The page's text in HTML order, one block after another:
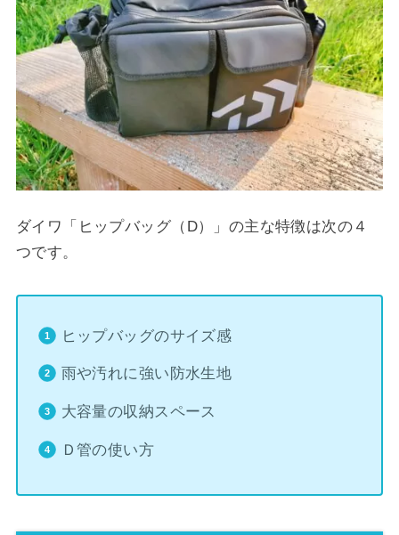
ダイワ「ヒップバッグ（D）」の主な特徴は次の４
つです。
ヒップバッグのサイズ感
雨や汚れに強い防水生地
大容量の収納スペース
Ｄ管の使い方